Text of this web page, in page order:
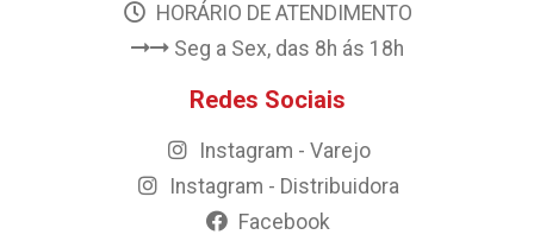
HORÁRIO DE ATENDIMENTO
Seg a Sex, das 8h ás 18h
Redes Sociais
Instagram - Varejo
Instagram - Distribuidora
Facebook